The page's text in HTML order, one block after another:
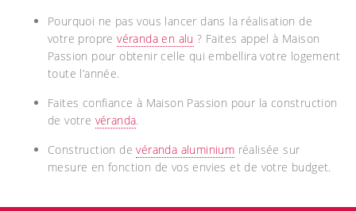
Pourquoi ne pas vous lancer dans la réalisation de
votre proprevéranda en alu ? Faites appel à Maison
Passion pour obtenir celle qui embellira votre logement
toute l’année.
Faites confiance à Maison Passion pour la construction
de votre véranda.
Construction devéranda aluminium réalisée sur
mesure en fonction de vos envies et de votre budget.